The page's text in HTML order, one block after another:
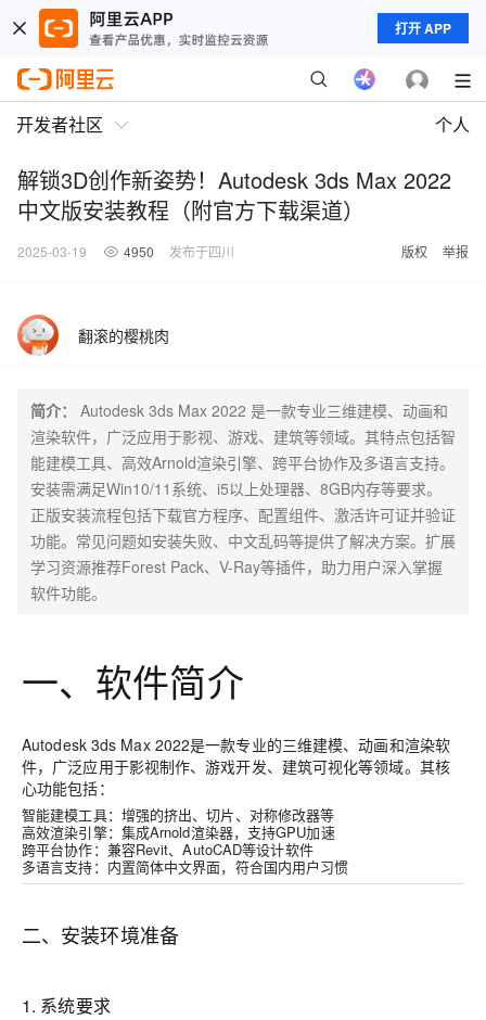
打开 APP
开发者社区 个人
解锁3D创作新姿势！Autodesk 3ds Max 2022
中文版安装教程（附官方下载渠道）
2025-03-19 4950 发布于四川 版权 举报
翻滚的樱桃肉
简介：
Autodesk 3ds Max 2022 是一款专业三维建模、动画和
渲染软件，广泛应用于影视、游戏、建筑等领域。其特点包括智
能建模工具、高效Arnold渲染引擎、跨平台协作及多语言支持。
安装需满足Win10/11系统、i5以上处理器、8GB内存等要求。
正版安装流程包括下载官方程序、配置组件、激活许可证并验证
功能。常见问题如安装失败、中文乱码等提供了解决方案。扩展
学习资源推荐Forest Pack、V-Ray等插件，助力用户深入掌握
软件功能。
一、软件简介
Autodesk 3ds Max 2022是一款专业的三维建模、动画和渲染软
件，广泛应用于影视制作、游戏开发、建筑可视化等领域。其核
心功能包括：
智能建模工具：增强的挤出、切片、对称修改器等
高效渲染引擎：集成Arnold渲染器，支持GPU加速
跨平台协作：兼容Revit、AutoCAD等设计软件
多语言支持：内置简体中文界面，符合国内用户习惯
二、安装环境准备
1. 系统要求